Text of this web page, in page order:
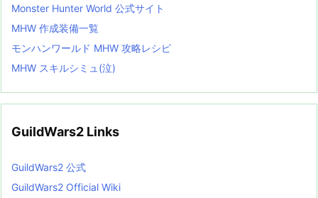
Monster Hunter World 公式サイト
MHW 作成装備一覧
モンハンワールド MHW 攻略レシピ
MHW スキルシミュ(泣)
GuildWars2 Links
GuildWars2 公式
GuildWars2 Official Wiki